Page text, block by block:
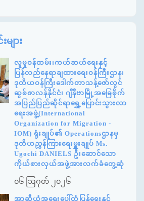
ျား
လူမှုဝန်ထမ်း၊ကယ်ဆယ်ရေးနှင့်
ပြန်လည်နေရာချထားရေးဝန်ကြီးဌာန၊
ဒုတိယဝန်ကြီးဒေါက်တာသန့်ဇော်လွင်
ဆွစ်ဇာလန်နိုင်ငံ၊ ဂျီနီဗာမြို့အခြေစိုက်
အပြည်ပြည်ဆိုင်ရာရွှေ့ပြောင်းသွားလာ
ရေးအဖွဲ့(International
Organization for Migration -
IOM) ရုံးချုပ်၏ Operationsဌာနမှ
ဒုတိယညွှန်ကြားရေးမှူးချုပ် Ms.
Ugochi DANIELS ဦးဆောင်သော
ကိုယ်စားလှယ်အဖွဲ့အားလက်ခံတွေ့ဆုံ
၀၆ ဩဂုတ် ၂၀၂၆
အာဆီယံအရေးပေါ်တုံ့ပြန်ရေးနှင့်